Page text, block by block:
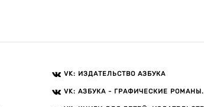
VK: ИЗДАТЕЛЬСТВО АЗБУКА
VK: АЗБУКА - ГРАФИЧЕСКИЕ